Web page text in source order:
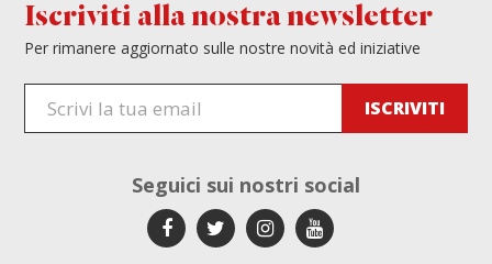
Iscriviti alla nostra newsletter
Per rimanere aggiornato sulle nostre novità ed iniziative
Seguici sui nostri social